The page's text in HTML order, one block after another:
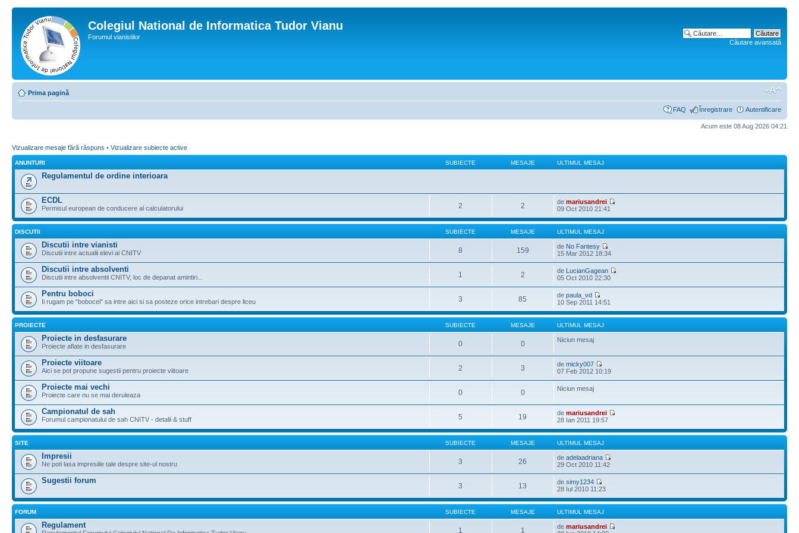
Colegiul National de Informatica Tudor Vianu
Forumul vianistilor
Căutare avansată
Prima pagină
FAQ Înregistrare Autentificare
Acum este 08 Aug 2026 04:21
Vizualizare mesaje fără răspuns • Vizualizare subiecte active
ANUNTURI SUBIECTE MESAJE ULTIMUL MESAJ
Regulamentul de ordine interioara
ECDL
Permisul european de conducere al calculatorului 2 2 demariusandrei
09 Oct 2010 21:41
DISCUTII SUBIECTE MESAJE ULTIMUL MESAJ
Discutii intre vianisti
Discutii intre actualii elevi ai CNITV 8 159 de No Fantesy
15 Mar 2012 18:34
Discutii intre absolventi
Discutii intre absolventii CNITV, loc de depanat amintiri... 1 2 de LucianGagean
05 Oct 2010 22:30
Pentru boboci
Ii rugam pe "bobocei" sa intre aici si sa posteze orice intrebari despre liceu 3 85 depaula_vd
10 Sep 2011 14:51
PROIECTE SUBIECTE MESAJE ULTIMUL MESAJ
Proiecte in desfasurare
Proiecte aflate in desfasurare 0 0 Niciun mesaj
Proiecte viitoare
Aici se pot propune sugestii pentru proiecte viitoare 2 3 demicky007
07 Feb 2012 10:19
Proiecte mai vechi
Proiecte care nu se mai deruleaza 0 0 Niciun mesaj
Campionatul de sah
Forumul campionatului de sah CNITV - detalii & stuff 5 19 demariusandrei
28 Ian 2011 19:57
SITE SUBIECTE MESAJE ULTIMUL MESAJ
Impresii
Ne poti lasa impresiile tale despre site-ul nostru 3 26 deadelaadriana
29 Oct 2010 11:42
Sugestii forum
3 13 desimy1234
28 Iul 2010 11:23
FORUM SUBIECTE MESAJE ULTIMUL MESAJ
Regulament
1 1 demariusandrei